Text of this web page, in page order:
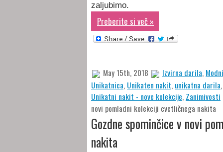
zaljubimo.
Preberite si več »
May 15th, 2018 Izvirna darila,
Unikatnica Unikaten nakit unikatna darila
Unikatni nakit - nove kolekcije Zanimivosti
novi pomladni kolekciji cvetličnega nakita
Gozdne spominčice v novi
nakita